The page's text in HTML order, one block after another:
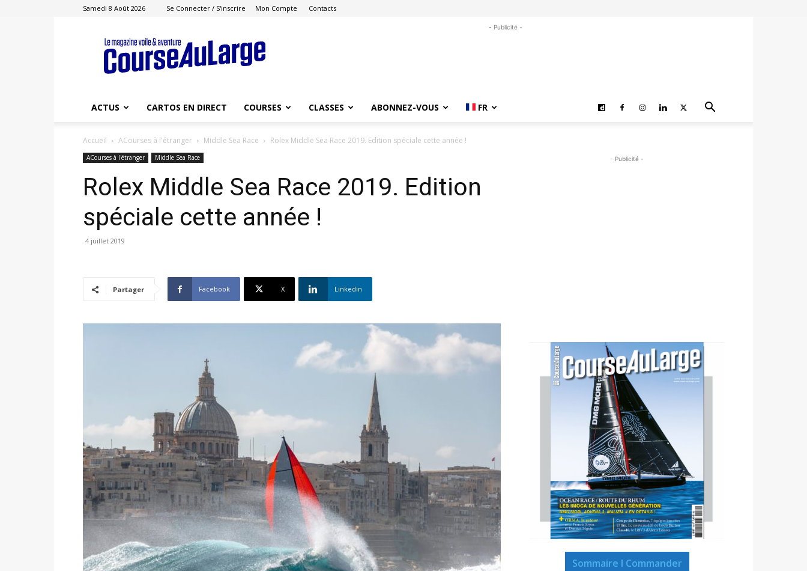
Samedi 8 Août 2026 Se Connecter / S'inscrire Mon Compte Contacts
Course
au
Large
- Publicité -
ACTUS CARTOS EN DIRECT COURSES CLASSES ABONNEZ-VOUS FR
Accueil ACourses à l'étranger Middle Sea Race Rolex Middle Sea Race 2019. Edition spéciale cette année !
ACourses à l'étranger Middle Sea Race
Rolex Middle Sea Race 2019. Edition
spéciale cette année !
4 juillet 2019
Partager Facebook X Linkedin
- Publicité -
Sommaire I Commander